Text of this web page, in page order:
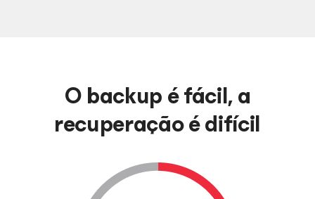
O backup é fácil, a
recuperação é difícil